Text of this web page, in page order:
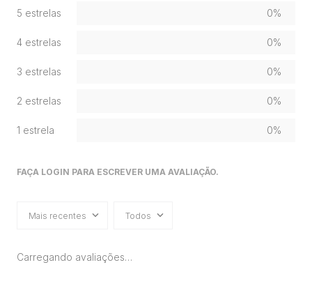
5 estrelas 0%
4 estrelas 0%
3 estrelas 0%
2 estrelas 0%
1 estrela 0%
FAÇA LOGIN PARA ESCREVER UMA AVALIAÇÃO.
Mais recentes Todos
Carregando avaliações…